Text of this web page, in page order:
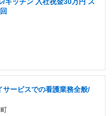
キッチン 入社祝金30万円 ス
ービスでの看護業務全般/